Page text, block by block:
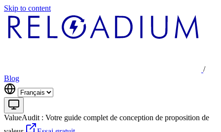
Skip to content
/
Blog
ValueAudit : Votre guide complet de conception de proposition de